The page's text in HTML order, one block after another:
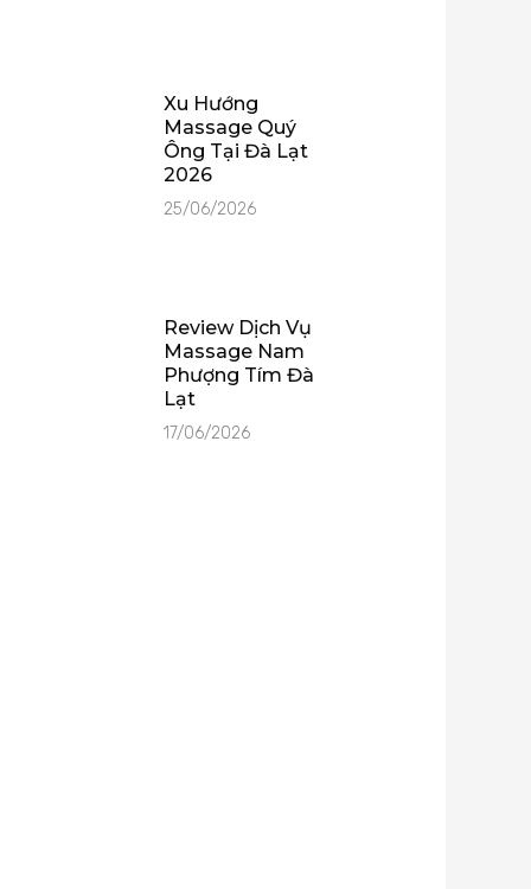
Xu Hướng
Massage Quý
Ông Tại Đà Lạt
2026
25/06/2026
Review Dịch Vụ
Massage Nam
Phượng Tím Đà
Lạt
17/06/2026